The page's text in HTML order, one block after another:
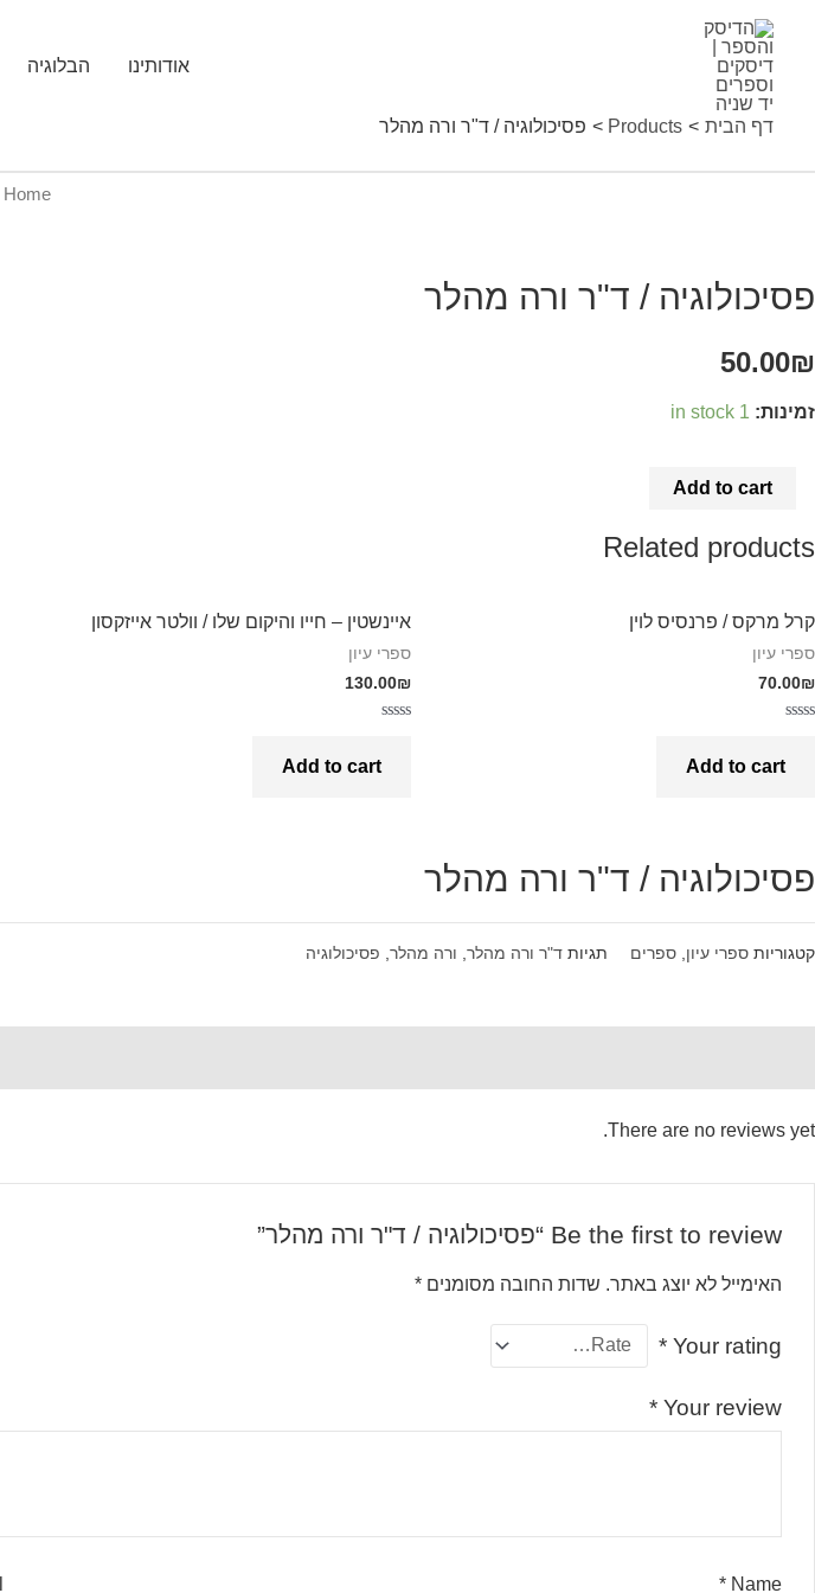
אודותינו הבלוגיה
דף הבית Products פסיכולוגיה / ד"ר ורה מהלר
Home
פסיכולוגיה / ד"ר ורה מהלר
50.00₪
זמינות: 1 in stock
מהלר
quantity
Add to cart
Related products
קרל מרקס / פרנסיס לוין
ספרי עיון
70.00₪
Add to cart
איינשטין – חייו והיקום שלו / וולטר אייזקסון
ספרי עיון
130.00₪
Add to cart
פסיכולוגיה / ד"ר ורה מהלר
קטגוריות ספרי עיון ספרים תגיות ד"ר ורה מהלר ורה מהלר פסיכולוגיה
There are no reviews yet.
Be the first to review “פסיכולוגיה / ד"ר ורה מהלר”
האימייל לא יוצג באתר. שדות החובה מסומנים *
Your rating
*
Your review
*
Name
*